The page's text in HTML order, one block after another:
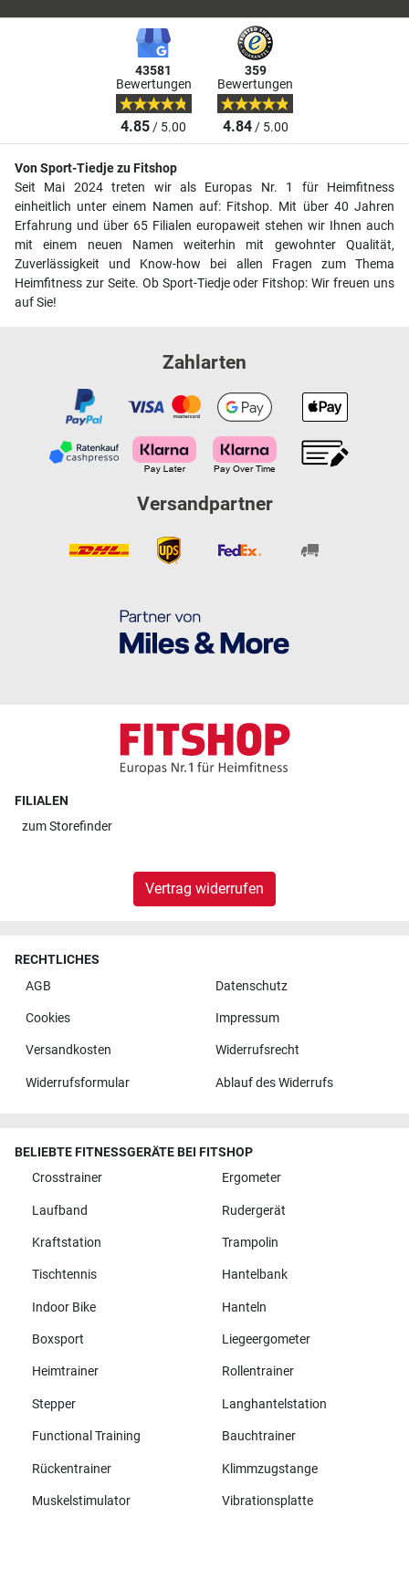
43581
Bewertungen
4.85/ 5.00
359
Bewertungen
4.84/ 5.00
Von Sport-Tiedje zu Fitshop
Seit Mai 2024 treten wir als Europas Nr. 1 für Heimfitness
einheitlich unter einem Namen auf: Fitshop. Mit über 40 Jahren
Erfahrung und über 65 Filialen europaweit stehen wir Ihnen auch
mit einem neuen Namen weiterhin mit gewohnter Qualität,
Zuverlässigkeit und Know-how bei allen Fragen zum Thema
Heimfitness zur Seite. Ob Sport-Tiedje oder Fitshop: Wir freuen uns
auf Sie!
Zahlarten
Versandpartner
FILIALEN
zumStorefinder
Vertrag widerrufen
RECHTLICHES
AGB
Datenschutz
Cookies Impressum
Versandkosten Widerrufsrecht
Widerrufsformular Ablauf des Widerrufs
BELIEBTE FITNESSGERÄTE BEI FITSHOP
Crosstrainer
Ergometer
Laufband Rudergerät
Kraftstation Trampolin
Tischtennis Hantelbank
Indoor Bike Hanteln
Boxsport Liegeergometer
Heimtrainer Rollentrainer
Stepper Langhantelstation
Functional Training Bauchtrainer
Rückentrainer Klimmzugstange
Muskelstimulator Vibrationsplatte